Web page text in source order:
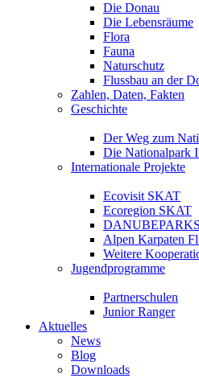
Die Donau
Die Lebensräume
Flora
Fauna
Naturschutz
Flussbau an der
Zahlen, Daten, Fakten
Geschichte
Der Weg zum
Die Nationalpark
Internationale Projekte
Ecovisit SKAT
Ecoregion SKAT
DANUBEPARKS
Alpen Karpaten
Weitere
Jugendprogramme
Partnerschulen
Junior Ranger
Aktuelles
News
Blog
Downloads